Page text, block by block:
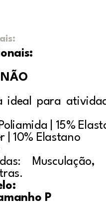
NÃO
ideal para
| 15%
| 10% Elastano
P